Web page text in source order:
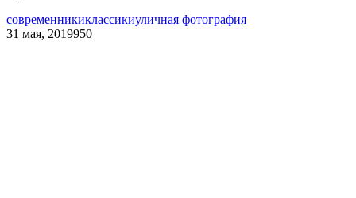
современникиклассикиуличная фотография
31 мая, 2019950